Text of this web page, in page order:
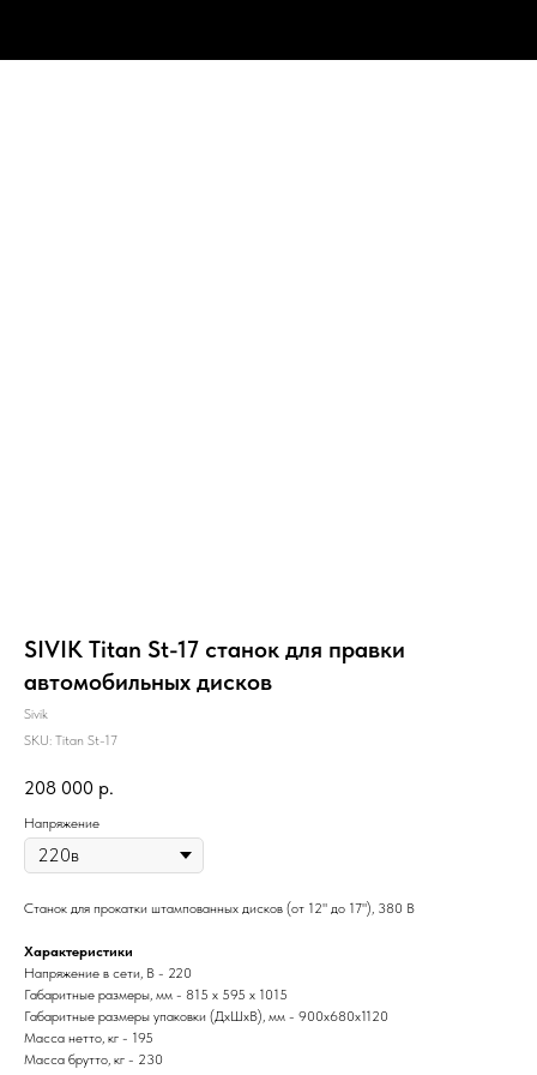
SIVIK Titan St-17 станок для правки
автомобильных дисков
Sivik
SKU: Titan St-17
208 000 р.
Напряжение
Станок для прокатки штампованных дисков (от 12" до 17"), 380 В
Характеристики
Напряжение в сети, В - 220
Габаритные размеры, мм - 815 х 595 х 1015
Габаритные размеры упаковки (ДхШхВ), мм - 900х680х1120
Масса нетто, кг - 195
Масса брутто, кг - 230